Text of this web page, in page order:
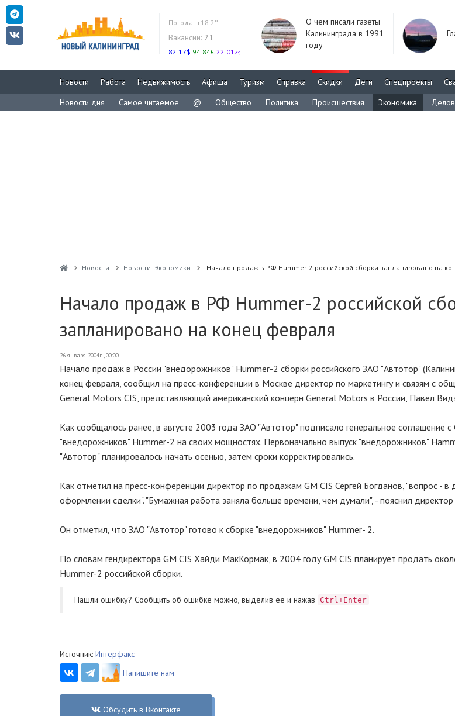
Погода: +18.2°
Вакансии: 21
82.17$ 94.84€ 22.01zł
О чём писали газеты
Калининграда в 1991
году
Новости Работа Недвижимость Афиша Туризм Справка Скидки Дети Спецпроекты
Новости дня
Самое читаемое @ Общество Политика Происшествия Экономика
Новости Новости: Экономики Начало продаж в РФ Hummer-2 российской сборки запланировано на
Начало продаж в РФ Hummer-2 российской
запланировано на конец февраля
26 января 2004г., 00:00
Начало продаж в России "внедорожников" Hummer-2 сборки российского ЗАО "Автотор"
конец февраля, сообщил на пресс-конференции в Москве директор по маркетингу и связям с
General Motors CIS, представляющий американский концерн General Motors в России, Павел
Как сообщалось ранее, в августе 2003 года ЗАО "Автотор" подписало генеральное соглашение с
"внедорожников" Hummer-2 на своих мощностях. Первоначально выпуск "внедорожников"
"Автотор" планировалось начать осенью, затем сроки корректировались.
Как отметил на пресс-конференции директор по продажам GM CIS Сергей Богданов, "вопрос - в
оформлении сделки". "Бумажная работа заняла больше времени, чем думали", - пояснил
Он отметил, что ЗАО "Автотор" готово к сборке "внедорожников" Hummer- 2.
По словам гендиректора GM CIS Хайди МакКормак, в 2004 году GM CIS планирует продать
Hummer-2 российской сборки.
Нашли ошибку? Cообщить об ошибке можно, выделив ее и нажав Ctrl+Enter
Источник: Интерфакс
Напишите нам
Обсудить в Вконтакте